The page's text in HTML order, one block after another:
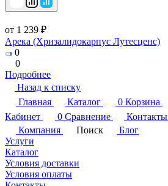
от 1 239 ₽
Арека (Хризалидокарпус Лутесценс)
0
0
Подробнее
Назад к списку
Главная
Каталог 0 Корзина
Кабинет
0 Сравнение Контакты
Компания
Поиск
Блог
Услуги
Каталог
Условия доставки
Условия оплаты